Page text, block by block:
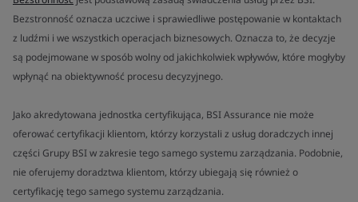
Bezstronność oznacza uczciwe i sprawiedliwe postępowanie w kontaktach
z ludźmi i we wszystkich operacjach biznesowych. Oznacza to, że decyzje
są podejmowane w sposób wolny od jakichkolwiek wpływów, które mogłyby
wpłynąć na obiektywność procesu decyzyjnego.
Jako akredytowana jednostka certyfikująca, BSI Assurance nie może
oferować certyfikacji klientom, którzy korzystali z usług doradczych innej
części Grupy BSI w zakresie tego samego systemu zarządzania. Podobnie,
nie oferujemy doradztwa klientom, którzy ubiegają się również o
certyfikację tego samego systemu zarządzania.